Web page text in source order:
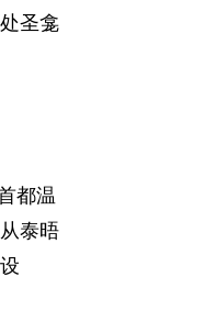
圣龛
都温
泰晤